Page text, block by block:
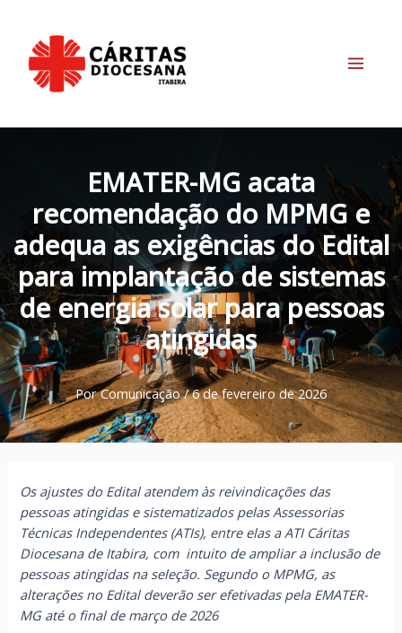
conteúdo
EMATER-MG acata
recomendação do MPMG e
adequa as exigências do Edital
para implantação de sistemas
de energia solar para pessoas
atingidas
PorComunicação/6 de fevereiro de 2026
Os ajustes do Edital atendem às reivindicações das
pessoas atingidas e sistematizados pelas Assessorias
Técnicas Independentes (ATIs), entre elas a ATI Cáritas
Diocesana de Itabira, com intuito de ampliar a inclusão de
pessoas atingidas na seleção. Segundo o MPMG, as
alterações no Edital deverão ser efetivadas pela EMATER-
MG até o final de março de 2026